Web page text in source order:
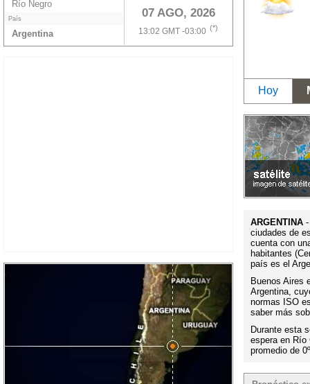
07 AGO, 2026
13:02 GMT -03:00 (*)
Río Negro
País
Argentina
Hoy
ARGENTINA
ciudades de
cuenta con
habitantes
país es el
Buenos Aires
Argentina,
normas ISO
saber más
Durante esta
espera en Río
promedio de